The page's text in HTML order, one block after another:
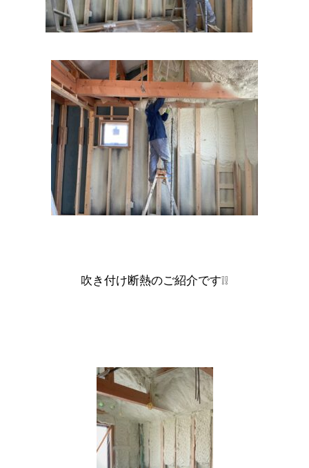
吹き付け断熱のご紹介です❕❕